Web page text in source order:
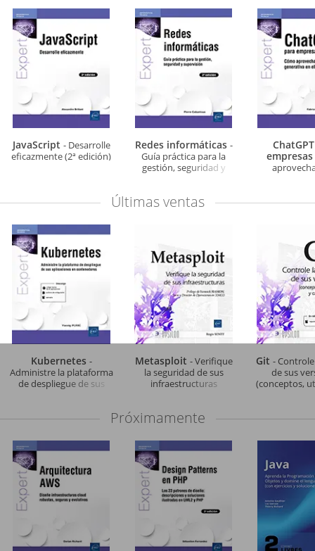
JavaScript - Desarrolle
eficazmente (2ª edición)
Redes informáticas -
Guía práctica para la
gestión, seguridad y
empresas
Últimas ventas
Kubernetes -
Administre la plataforma
de despliegue de sus
Metasploit - Verifique
la seguridad de sus
infraestructuras
Git -
de sus
(conceptos,
Próximamente